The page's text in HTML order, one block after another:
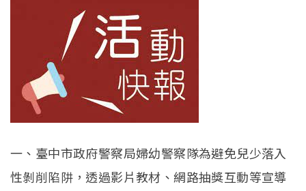
一、臺中市政府警察局婦幼警察隊為避免兒少落入
性剝削陷阱，透過影片教材、網路抽獎互動等宣導